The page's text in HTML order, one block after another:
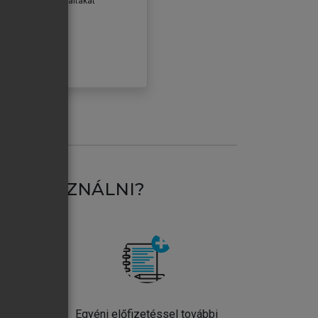
HASZNÁLNI?
Egyéni előfizetéssel további